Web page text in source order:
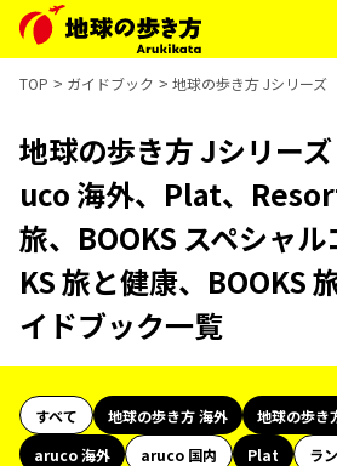
TOP ガイドブック 地球の歩き方 Jシリーズ
地球の歩き方 Jシリー
uco 海外、Plat、
旅、BOOKS スペシャ
KS 旅と健康、BOOKS
イドブック一覧
すべて 地球の歩き方 海外
地球の歩き
aruco 海外
aruco 国内 Plat
ラ